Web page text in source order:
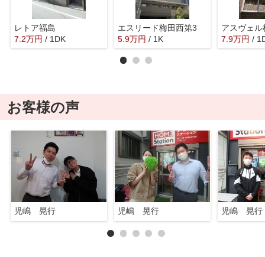
レトア福島
7.2万円 / 1DK
エスリード梅田西第3
5.9万円 / 1K
アスヴェ
7.9万円 /
お客様の声
児嶋 晃行 児嶋 晃行 児嶋 晃行